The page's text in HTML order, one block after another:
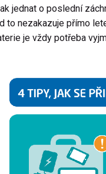
jednat o poslední
to nezakazuje přímo
je vždy potřeba